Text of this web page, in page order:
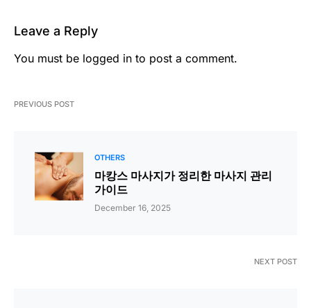
Leave a Reply
You must be logged in to post a comment.
PREVIOUS POST
OTHERS
마캉스 마사지가 정리한 마사지 관리
가이드
December 16, 2025
NEXT POST